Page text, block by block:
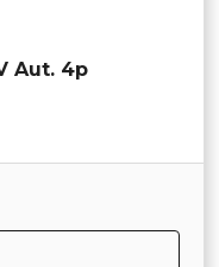
Aut. 4p